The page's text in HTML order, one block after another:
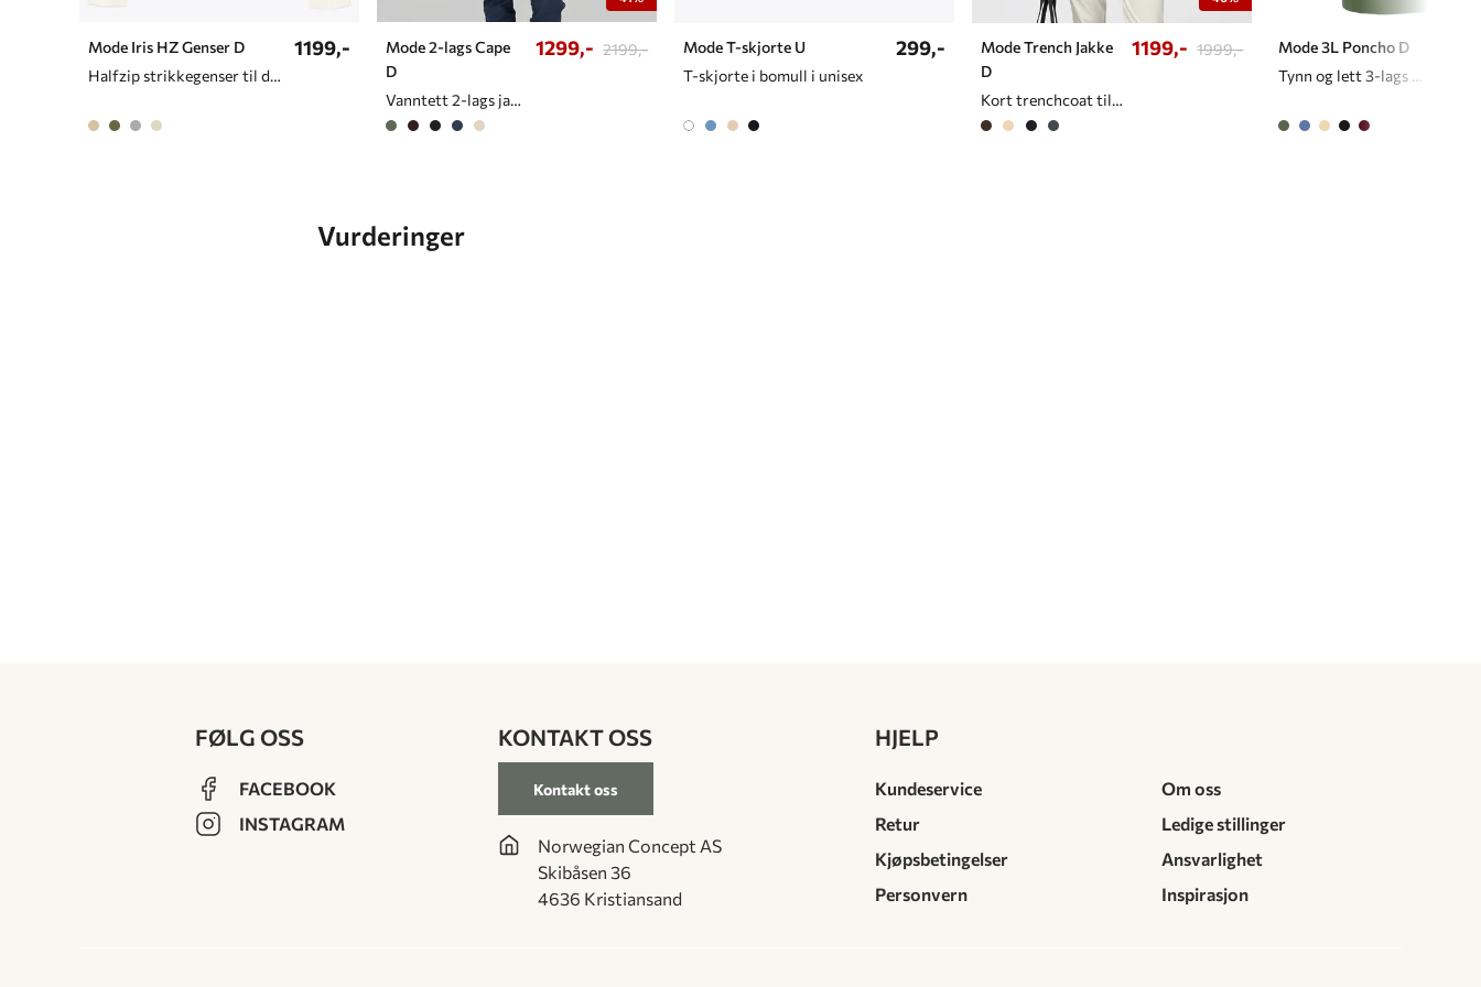
Mode Iris HZ Genser D
Halfzip strikkegenser til dame
1199,-
Mode 2-lags Cape
D
Vanntett 2-lags jakke/cape til dame
1299,- 2199,-
Mode T-skjorte U
T-skjorte i bomull i unisex
299,-
Mode Trench Jakke
D
Kort trenchcoat til dame
1199,- 1999,-
Mode 3L Poncho D
Tynn og lett 3-lags poncho til dame
Vurderinger
FØLG OSS
FACEBOOK
INSTAGRAM
KONTAKT OSS
Kontakt oss
Norwegian Concept AS
Skibåsen 36
4636 Kristiansand
HJELP
Kundeservice
Retur
Kjøpsbetingelser
Personvern
Om oss
Ledige stillinger
Ansvarlighet
Inspirasjon